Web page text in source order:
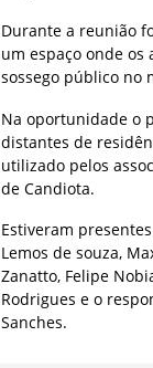
Durante a reunião
um espaço onde
sossego público no
Na oportunidade o
distantes de
utilizado pelos
de Candiota.
Estiveram
Lemos de souza,
Zanatto, Felipe
Rodrigues e o
Sanches.